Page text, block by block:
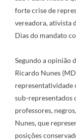
forte crise de
vereadora, ativista
Dias do mandato
Segundo a opinião
Ricardo Nunes
representatividade
sub-representados
professores,
Nunes, que
posições